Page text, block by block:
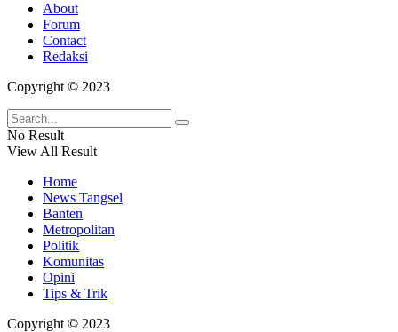
About
Forum
Contact
Redaksi
Copyright © 2023
No Result
View All Result
Home
News Tangsel
Banten
Metropolitan
Politik
Komunitas
Opini
Tips & Trik
Copyright © 2023